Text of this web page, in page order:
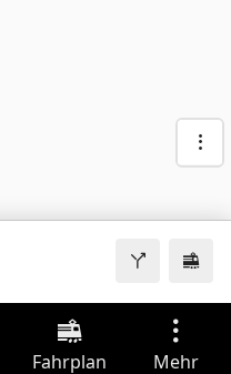
Fahrplan Mehr